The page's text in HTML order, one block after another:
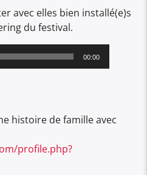
avec elles bien installé(e)s
du festival.
00:00
histoire de famille avec
profile.php?